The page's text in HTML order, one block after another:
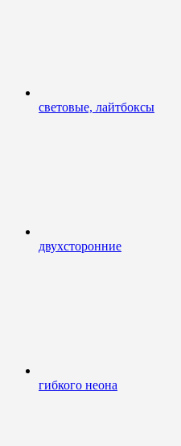
световые, лайтбоксы
двухсторонние
гибкого неона